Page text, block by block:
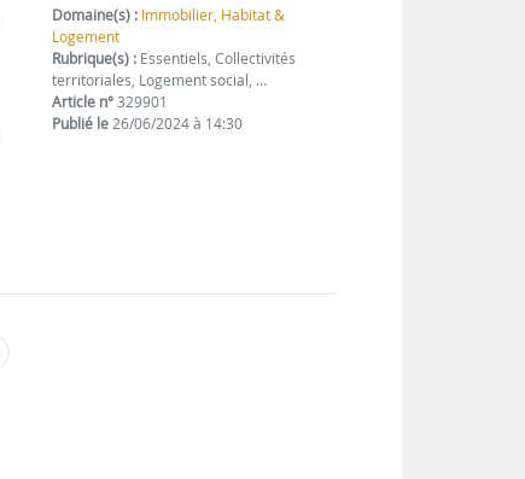
Domaine(s) : Immobilier, Habitat &
Logement
Rubrique(s) : Essentiels, Collectivités
territoriales, Logement social, …
Article n°329901
Publié le26/06/2024 à 14:30